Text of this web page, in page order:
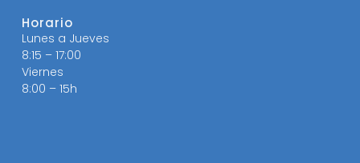
Horario
Lunes a Jueves
8:15 – 17:00
Viernes
8:00 – 15h